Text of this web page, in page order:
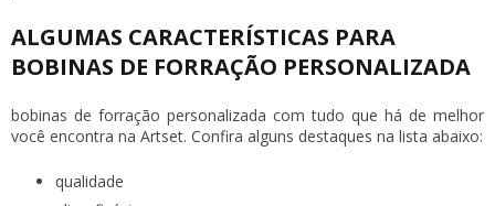
ALGUMAS CARACTERÍSTICAS PARA
BOBINAS DE FORRAÇÃO PERSONALIZADA
bobinas de forração personalizada com tudo que há de melhor
você encontra na Artset. Confira alguns destaques na lista abaixo:
qualidade